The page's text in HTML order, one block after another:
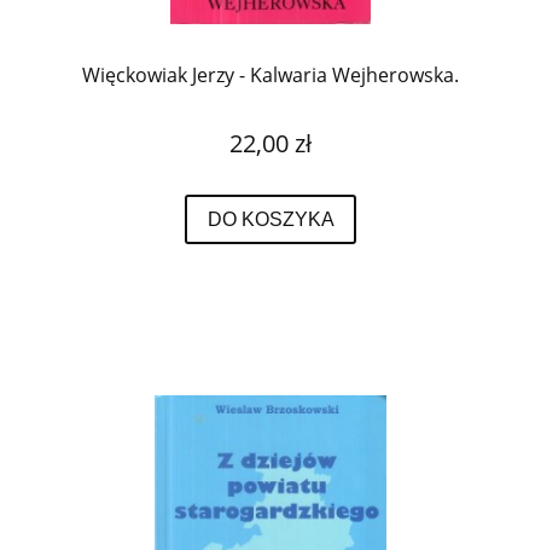
Więckowiak Jerzy - Kalwaria Wejherowska.
22,00 zł
DO KOSZYKA